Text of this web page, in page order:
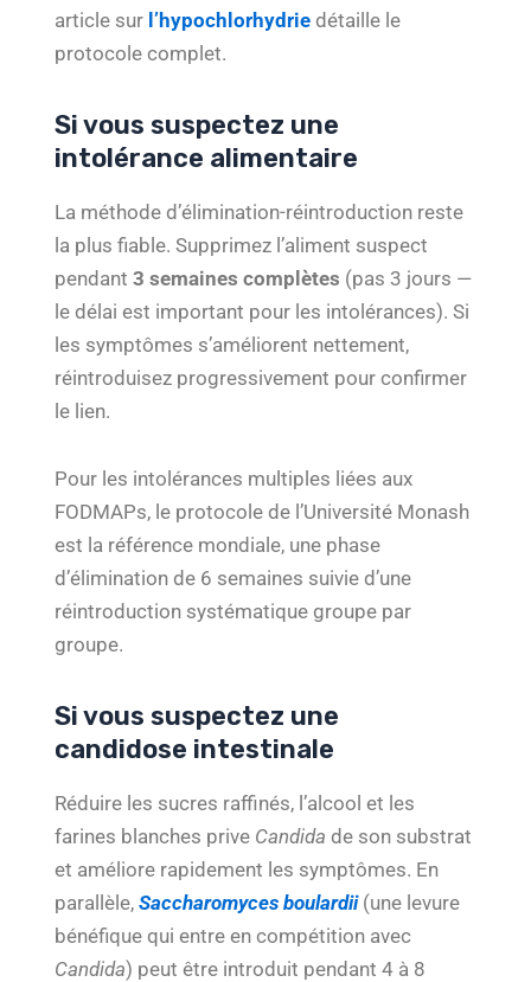
article sur l’hypochlorhydrie détaille le
protocole complet.
Si vous suspectez une
intolérance alimentaire
La méthode d’élimination-réintroduction reste
la plus fiable. Supprimez l’aliment suspect
pendant3 semaines complètes (pas 3 jours —
le délai est important pour les intolérances). Si
les symptômes s’améliorent nettement,
réintroduisez progressivement pour confirmer
le lien.
Pour les intolérances multiples liées aux
FODMAPs, le protocole de l’Université Monash
est la référence mondiale, une phase
d’élimination de 6 semaines suivie d’une
réintroduction systématique groupe par
groupe.
Si vous suspectez une
candidose intestinale
Réduire les sucres raffinés, l’alcool et les
farines blanches prive Candida de son substrat
et améliore rapidement les symptômes. En
parallèle,Saccharomyces boulardii(une levure
bénéfique qui entre en compétition avec
Candida) peut être introduit pendant 4 à 8